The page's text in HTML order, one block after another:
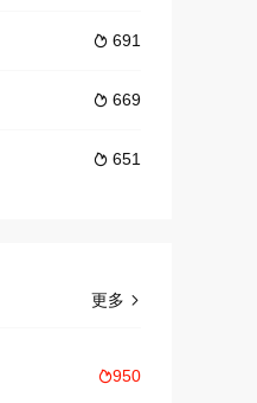
 691
 669
 651
更多 
950